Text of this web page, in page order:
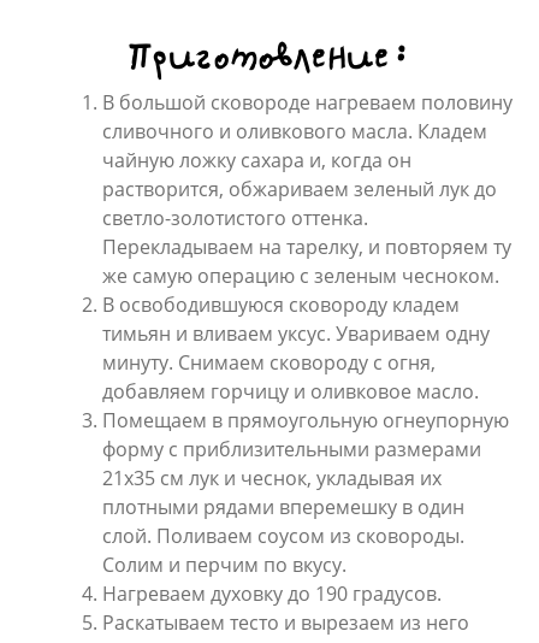
Приготовление:
В большой сковороде нагреваем половину
сливочного и оливкового масла. Кладем
чайную ложку сахара и, когда он
растворится, обжариваем зеленый лук до
светло-золотистого оттенка.
Перекладываем на тарелку, и повторяем ту
же самую операцию с зеленым чесноком.
В освободившуюся сковороду кладем
тимьян и вливаем уксус. Увариваем одну
минуту. Снимаем сковороду с огня,
добавляем горчицу и оливковое масло.
Помещаем в прямоугольную огнеупорную
форму с приблизительными размерами
21х35 см лук и чеснок, укладывая их
плотными рядами вперемешку в один
слой. Поливаем соусом из сковороды.
Солим и перчим по вкусу.
Нагреваем духовку до 190 градусов.
Раскатываем тесто и вырезаем из него